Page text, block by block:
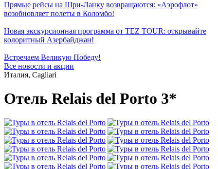
Прямые рейсы на Шри-Ланку возвращаются: «Аэрофлот»
возобновляет полеты в Коломбо!
Новая экскурсионная программа от TEZ TOUR: открывайте
колоритный Азербайджан!
Встречаем Великую Победу!
Все новости и акции
Италия, Cagliari
Отель Relais del Porto 3*